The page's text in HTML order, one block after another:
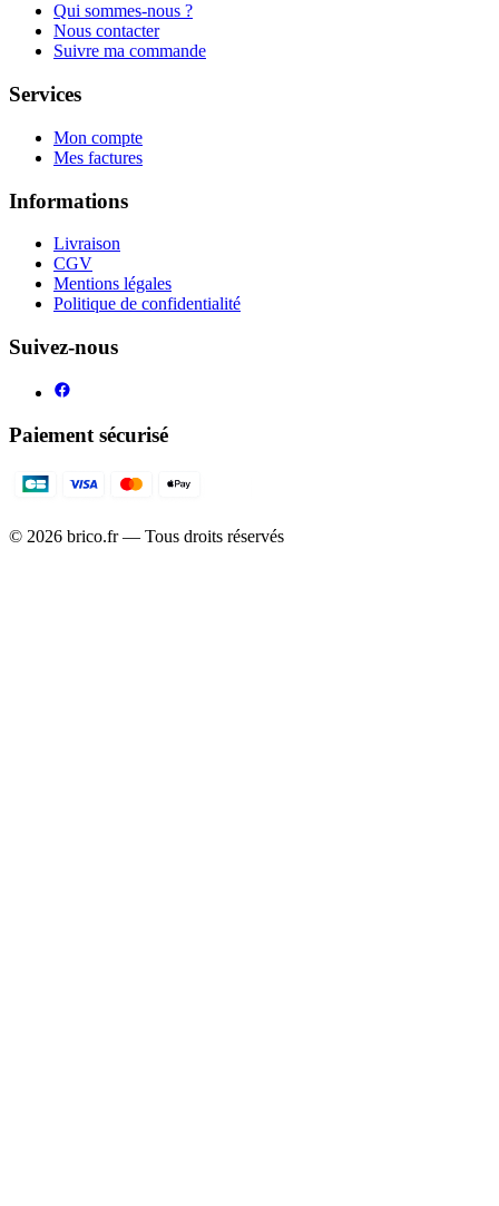
Qui sommes-nous ?
Nous contacter
Suivre ma commande
Services
Mon compte
Mes factures
Informations
Livraison
CGV
Mentions légales
Politique de confidentialité
Suivez-nous
Paiement sécurisé
© 2026 brico.fr — Tous droits réservés